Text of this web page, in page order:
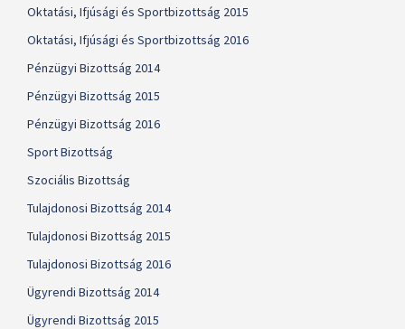
Oktatási, Ifjúsági és Sportbizottság 2015
Oktatási, Ifjúsági és Sportbizottság 2016
Pénzügyi Bizottság 2014
Pénzügyi Bizottság 2015
Pénzügyi Bizottság 2016
Sport Bizottság
Szociális Bizottság
Tulajdonosi Bizottság 2014
Tulajdonosi Bizottság 2015
Tulajdonosi Bizottság 2016
Ügyrendi Bizottság 2014
Ügyrendi Bizottság 2015